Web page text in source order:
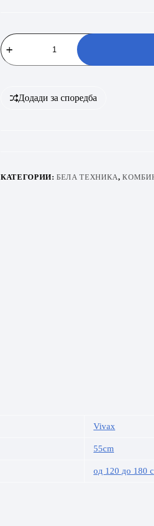
VIVAX
CF-
259
ELFW
Додади за споредба
КАТЕГОРИИ:БЕЛА ТЕХНИКА,
Vivax
55cm
од 120 до 180